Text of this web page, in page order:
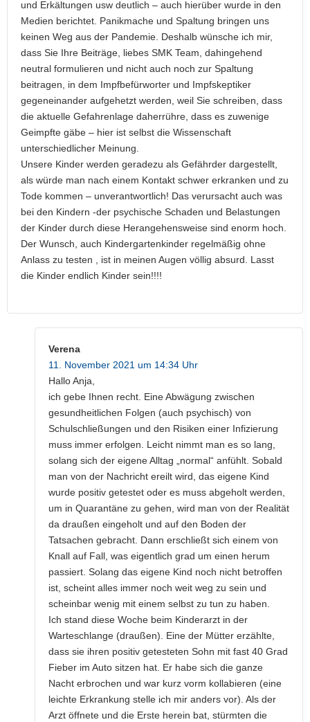
und Erkältungen usw deutlich – auch hierüber wurde in den
Medien berichtet. Panikmache und Spaltung bringen uns
keinen Weg aus der Pandemie. Deshalb wünsche ich mir,
dass Sie Ihre Beiträge, liebes SMK Team, dahingehend
neutral formulieren und nicht auch noch zur Spaltung
beitragen, in dem Impfbefürworter und Impfskeptiker
gegeneinander aufgehetzt werden, weil Sie schreiben, dass
die aktuelle Gefahrenlage daherrühre, dass es zuwenige
Geimpfte gäbe – hier ist selbst die Wissenschaft
unterschiedlicher Meinung.
Unsere Kinder werden geradezu als Gefährder dargestellt,
als würde man nach einem Kontakt schwer erkranken und zu
Tode kommen – unverantwortlich! Das verursacht auch was
bei den Kindern -der psychische Schaden und Belastungen
der Kinder durch diese Herangehensweise sind enorm hoch.
Der Wunsch, auch Kindergartenkinder regelmäßig ohne
Anlass zu testen , ist in meinen Augen völlig absurd. Lasst
die Kinder endlich Kinder sein!!!!
Verena
11. November 2021 um 14:34 Uhr
Hallo Anja,
ich gebe Ihnen recht. Eine Abwägung zwischen
gesundheitlichen Folgen (auch psychisch) von
Schulschließungen und den Risiken einer Infizierung
muss immer erfolgen. Leicht nimmt man es so lang,
solang sich der eigene Alltag „normal“ anfühlt. Sobald
man von der Nachricht ereilt wird, das eigene Kind
wurde positiv getestet oder es muss abgeholt werden,
um in Quarantäne zu gehen, wird man von der Realität
da draußen eingeholt und auf den Boden der
Tatsachen gebracht. Dann erschließt sich einem von
Knall auf Fall, was eigentlich grad um einen herum
passiert. Solang das eigene Kind noch nicht betroffen
ist, scheint alles immer noch weit weg zu sein und
scheinbar wenig mit einem selbst zu tun zu haben.
Ich stand diese Woche beim Kinderarzt in der
Warteschlange (draußen). Eine der Mütter erzählte,
dass sie ihren positiv getesteten Sohn mit fast 40 Grad
Fieber im Auto sitzen hat. Er habe sich die ganze
Nacht erbrochen und war kurz vorm kollabieren (eine
leichte Erkrankung stelle ich mir anders vor). Als der
Arzt öffnete und die Erste herein bat, stürmten die